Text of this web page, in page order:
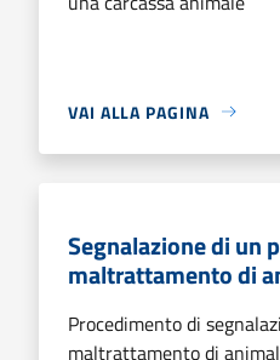
VAI ALLA PAGINA
Segnalazione di un
maltrattamento di
Procedimento di
maltrattamento di